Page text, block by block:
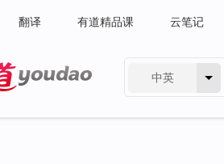
翻译 有道精品课 云笔记
中英